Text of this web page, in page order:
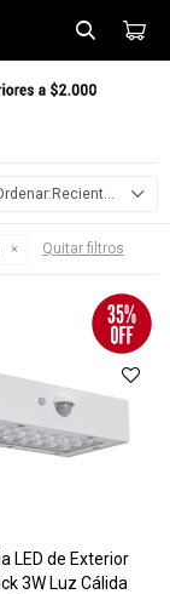
Recientes
Quitar filtros
LED de Exterior
3W Luz Cálida